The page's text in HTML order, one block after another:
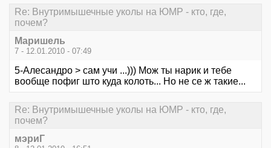
Re: Внутримышечные уколы на ЮМР - кто, где,
почем?
Маришель
7 - 12.01.2010 - 07:49
5-Алесандро > сам учи ...))) Мож ты нарик и тебе
вообще пофиг што куда колоть... Но не се ж такие...
Re: Внутримышечные уколы на ЮМР - кто, где,
почем?
мэриГ